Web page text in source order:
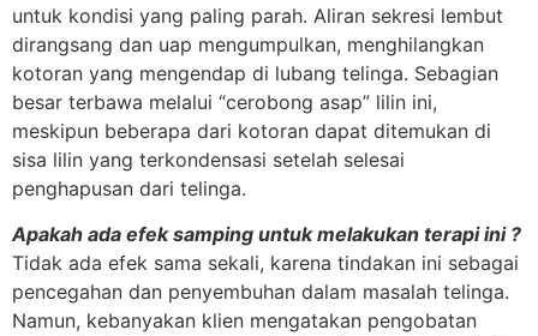
untuk kondisi yang paling parah. Aliran sekresi lembut
dirangsang dan uap mengumpulkan, menghilangkan
kotoran yang mengendap di lubang telinga. Sebagian
besar terbawa melalui “cerobong asap” lilin ini,
meskipun beberapa dari kotoran dapat ditemukan di
sisa lilin yang terkondensasi setelah selesai
penghapusan dari telinga.
Apakah ada efek samping untuk melakukan terapi ini ?
Tidak ada efek sama sekali, karena tindakan ini sebagai
pencegahan dan penyembuhan dalam masalah telinga.
Namun, kebanyakan klien mengatakan pengobatan